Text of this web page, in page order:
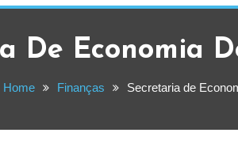
De Economia
Home Finanças Secretaria de